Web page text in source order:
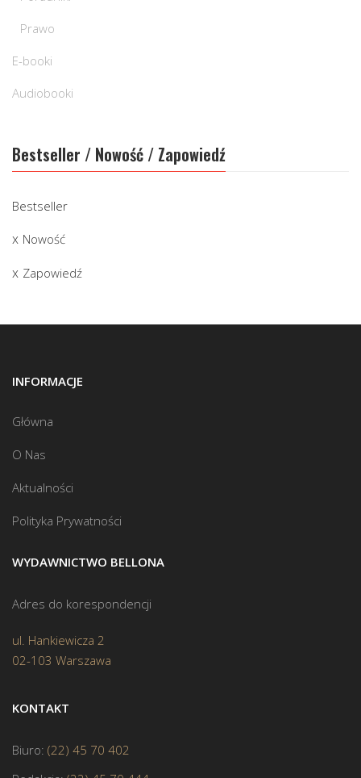
Prawo
E-booki
Audiobooki
Bestseller / Nowość / Zapowiedź
Bestseller
Nowość
Zapowiedź
INFORMACJE
Główna
O Nas
Aktualności
Polityka Prywatności
WYDAWNICTWO BELLONA
Adres do korespondencji
ul. Hankiewicza 2
02-103 Warszawa
KONTAKT
Biuro: (22) 45 70 402